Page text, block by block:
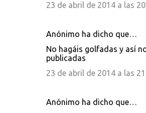
23 de abril de 2014 a las
Anónimo ha dicho que…
No hagáis golfadas y así
publicadas
23 de abril de 2014 a las
Anónimo ha dicho que…